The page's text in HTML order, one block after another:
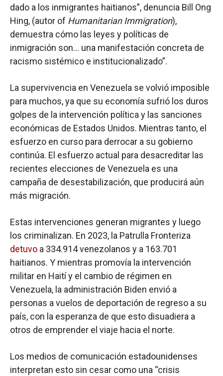
dado a los inmigrantes haitianos”, denuncia Bill Ong
Hing, (autor of Humanitarian Immigration),
demuestra cómo las leyes y políticas de
inmigración son… una manifestación concreta de
racismo sistémico e institucionalizado”.
La supervivencia en Venezuela se volvió imposible
para muchos, ya que su economía sufrió los duros
golpes de la intervención política y las sanciones
económicas de Estados Unidos. Mientras tanto, el
esfuerzo en curso para derrocar a su gobierno
continúa. El esfuerzo actual para desacreditar las
recientes elecciones de Venezuela es una
campaña de desestabilización, que producirá aún
más migración.
Estas intervenciones generan migrantes y luego
los criminalizan. En 2023, la Patrulla Fronteriza
detuvo a 334.914 venezolanos y a 163.701
haitianos. Y mientras promovía la intervención
militar en Haití y el cambio de régimen en
Venezuela, la administración Biden envió a
personas a vuelos de deportación de regreso a su
país, con la esperanza de que esto disuadiera a
otros de emprender el viaje hacia el norte.
Los medios de comunicación estadounidenses
interpretan esto sin cesar como una “crisis